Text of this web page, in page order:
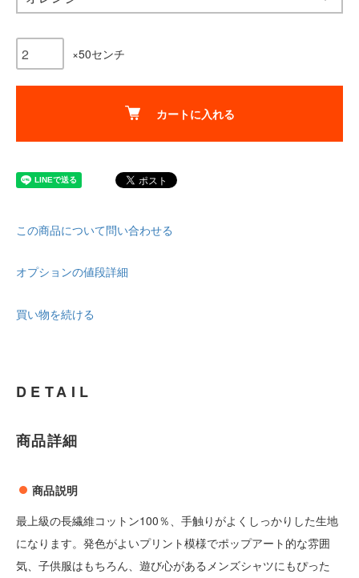
×50センチ
カートに入れる
この商品について問い合わせる
オプションの値段詳細
買い物を続ける
DETAIL
商品詳細
商品説明
最上級の長繊維コットン100％、手触りがよくしっかりした生地
になります。発色がよいプリント模様でポップアート的な雰囲
気、子供服はもちろん、遊び心があるメンズシャツにもぴった